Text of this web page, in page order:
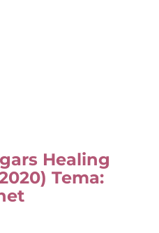
Healing
Tema: